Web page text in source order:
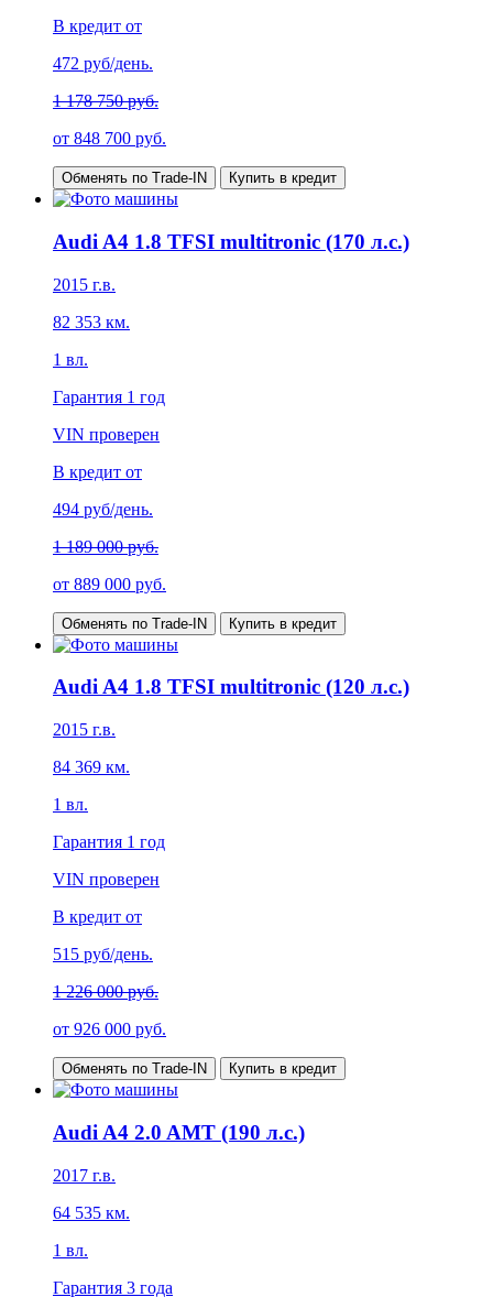
В кредит от
472 руб/день.
1 178 750 руб.
от 848 700 руб.
Обменять по Trade-IN Купить в кредит
Audi A4 1.8 TFSI multitronic (170 л.с.)
2015 г.в.
82 353 км.
1 вл.
Гарантия 1 год
VIN проверен
В кредит от
494 руб/день.
1 189 000 руб.
от 889 000 руб.
Обменять по Trade-IN Купить в кредит
Audi A4 1.8 TFSI multitronic (120 л.с.)
2015 г.в.
84 369 км.
1 вл.
Гарантия 1 год
VIN проверен
В кредит от
515 руб/день.
1 226 000 руб.
от 926 000 руб.
Обменять по Trade-IN Купить в кредит
Audi A4 2.0 AMT (190 л.с.)
2017 г.в.
64 535 км.
1 вл.
Гарантия 3 года